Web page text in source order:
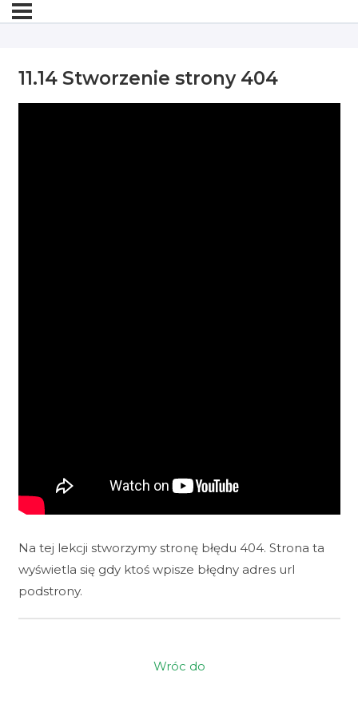
11.14 Stworzenie strony 404
Na tej lekcji stworzymy stronę błędu 404. Strona ta
wyświetla się gdy ktoś wpisze błędny adres url
podstrony.
Wróc do